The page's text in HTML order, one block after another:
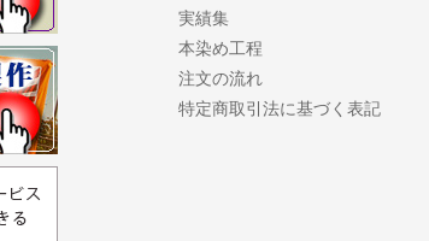
実績集
本染め工程
注文の流れ
特定商取引法に基づく表記